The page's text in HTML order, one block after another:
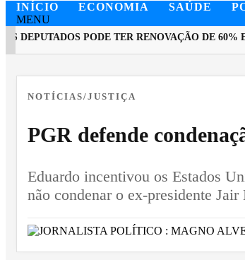
INÍCIO ECONOMIA SAÚDE
MENU
PODE TER RENOVAÇÃO DE 60% EM
NOTÍCIAS/JUSTIÇA
PGR defende
Eduardo incentivou os Estados
não condenar o ex-presidente